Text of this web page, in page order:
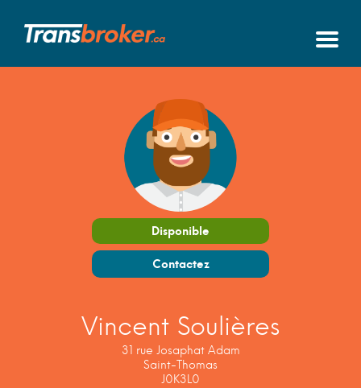
Disponible
Contactez
Vincent Soulières
31 rue Josaphat Adam
Saint-Thomas
J0K3L0